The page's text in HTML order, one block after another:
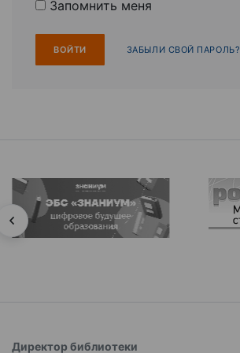
Запомнить меня
ЗАБЫЛИ СВОЙ ПАРОЛЬ?
Директор библиотеки